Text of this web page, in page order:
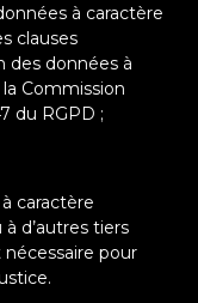
à caractère
clauses
des données à
Commission
du RGPD ;
caractère
d’autres tiers
nécessaire pour